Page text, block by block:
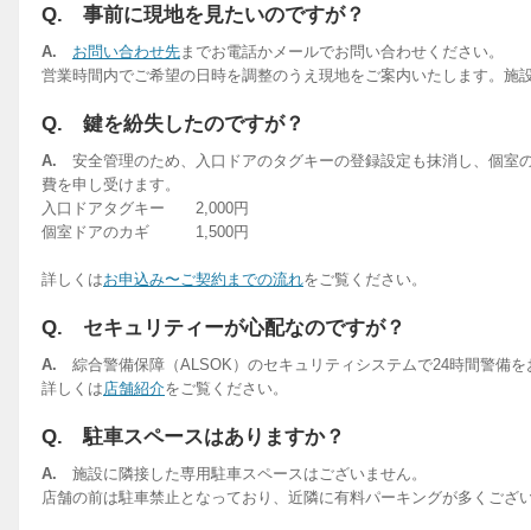
Q. 事前に現地を見たいのですが？
A. お問い合わせ先までお電話かメールでお問い合わせください。
営業時間内でご希望の日時を調整のうえ現地をご案内いたします。施
Q. 鍵を紛失したのですが？
A. 安全管理のため、入口ドアのタグキーの登録設定も抹消し、個室
費を申し受けます。
入口ドアタグキー 2,000円
個室ドアのカギ 1,500円
詳しくはお申込み〜ご契約までの流れをご覧ください。
Q. セキュリティーが心配なのですが？
A. 綜合警備保障（ALSOK）のセキュリティシステムで24時間警備
詳しくは店舗紹介をご覧ください。
Q. 駐車スペースはありますか？
A. 施設に隣接した専用駐車スペースはございません。
店舗の前は駐車禁止となっており、近隣に有料パーキングが多くござ